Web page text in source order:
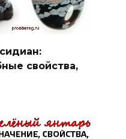
свойства,